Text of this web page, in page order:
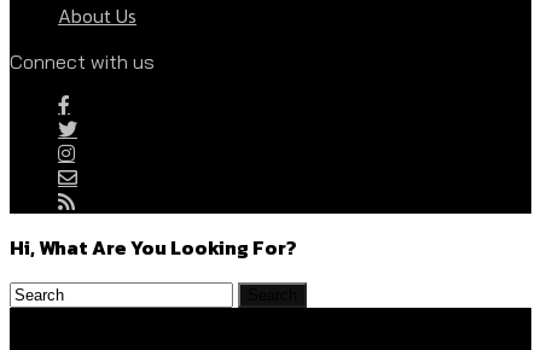
About Us
Connect with us
Hi, What Are You Looking For?